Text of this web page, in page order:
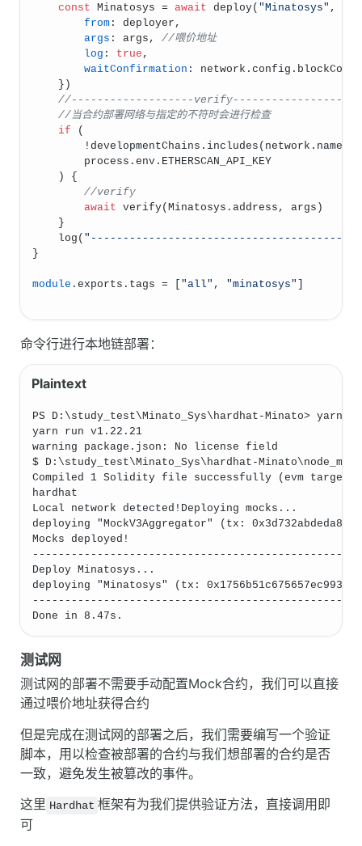
const
Minatosys = await deploy( "Minatosys" , {
from : deployer,
args : args, //喂价地址
log : true ,
waitConfirmation : network.config .
    })
//-------------------
//当合约部署网络与指定的不符时会进行检查
if (
        !developmentChains.
includes (network. name
        process.
env . ETHERSCAN_API_KEY
    ) {
//verify
await
verify(Minatosys .address , args)
    }
log (
}
module .exports . tags = [ "all" , "minatosys"
命令行进行本地链部署：
PS D:\study_test\Minato_Sys\hardhat-Minato> yarn
yarn run v1.22.21
warning package.json: No license field
$ D:\study_test\Minato_Sys\hardhat-
Compiled 1 Solidity file successfully (evm target:
hardhat
Local network detected!Deploying mocks...
deploying "MockV3Aggregator" (tx:
Mocks deployed!
Deploy Minatosys...
deploying "Minatosys" (tx:
Done in 8.47s.
测试网
测试网的部署不需要手动配置Mock合约，我们可以直接
通过喂价地址获得合约
但是完成在测试网的部署之后，我们需要编写一个验证
脚本，用以检查被部署的合约与我们想部署的合约是否
一致，避免发生被篡改的事件。
这里 Hardhat 框架有为我们提供验证方法，直接调用即
可